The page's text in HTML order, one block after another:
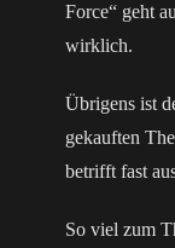
Force“ geht
wirklich.
Übrigens ist
gekauften
betrifft fast
So viel zum